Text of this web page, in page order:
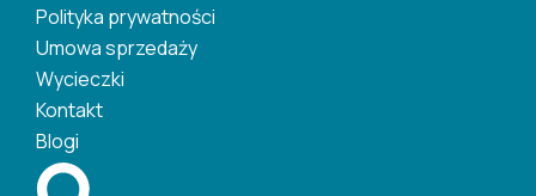
Polityka prywatności
Umowa sprzedaży
Wycieczki
Kontakt
Blogi